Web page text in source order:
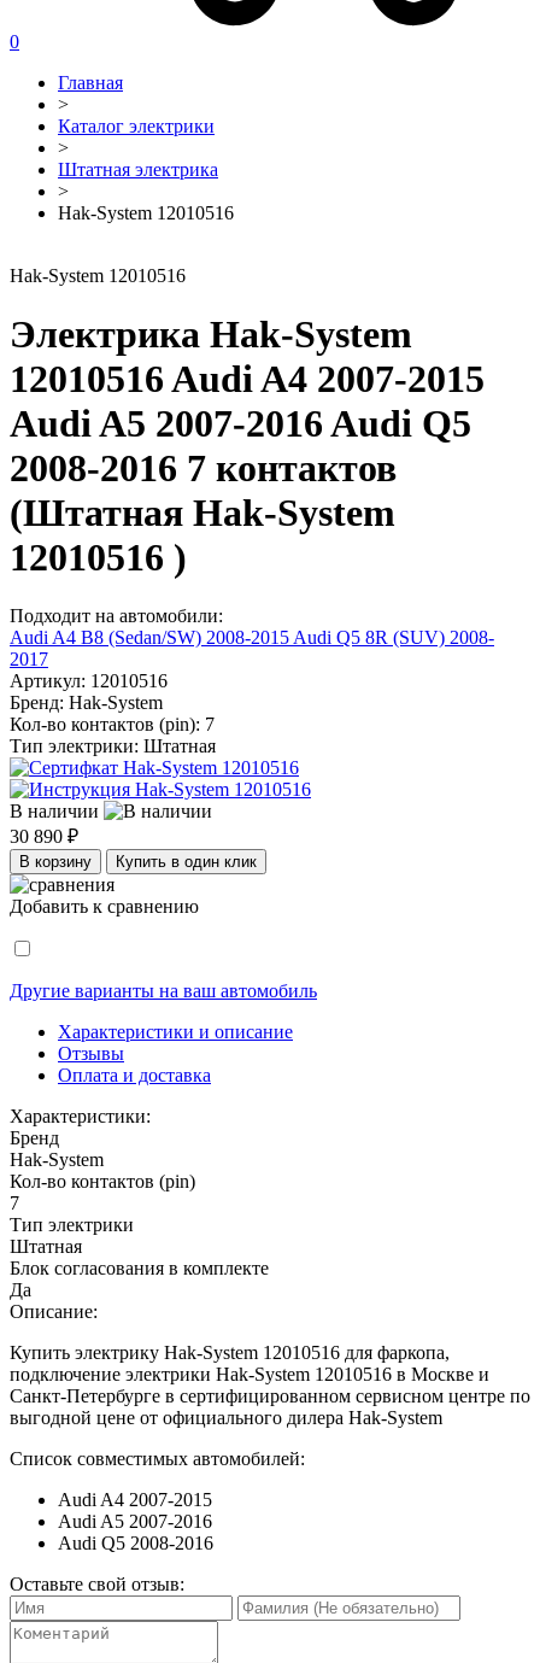
0
Главная
>
Каталог электрики
>
Штатная электрика
>
Hak-System 12010516
Hak-System 12010516
Электрика Hak-System
12010516 Audi A4 2007-2015
Audi A5 2007-2016 Audi Q5
2008-2016 7 контактов
(Штатная Hak-System
12010516 )
Подходит на автомобили:
Audi A4 B8 (Sedan/SW) 2008-2015Audi Q5 8R (SUV) 2008-
2017
Артикул: 12010516
Бренд: Hak-System
Кол-во контактов (pin): 7
Тип электрики: Штатная
В наличии
30 890 ₽
В корзину Купить в один клик
Добавить к сравнению
Другие варианты на ваш автомобиль
Характеристики и описание
Отзывы
Оплата и доставка
Характеристики:
Бренд
Hak-System
Кол-во контактов (pin)
7
Тип электрики
Штатная
Блок согласования в комплекте
Да
Описание:
Купить электрику Hak-System 12010516 для фаркопа,
подключение электрики Hak-System 12010516 в Москве и
Санкт-Петербурге в сертифицированном сервисном центре по
выгодной цене от официального дилера Hak-System
Список совместимых автомобилей:
Audi A4 2007-2015
Audi A5 2007-2016
Audi Q5 2008-2016
Оставьте свой отзыв: